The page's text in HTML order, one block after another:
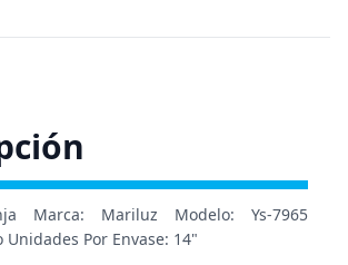
Marca: Mariluz Modelo: Ys-7965
Por Envase: 14"